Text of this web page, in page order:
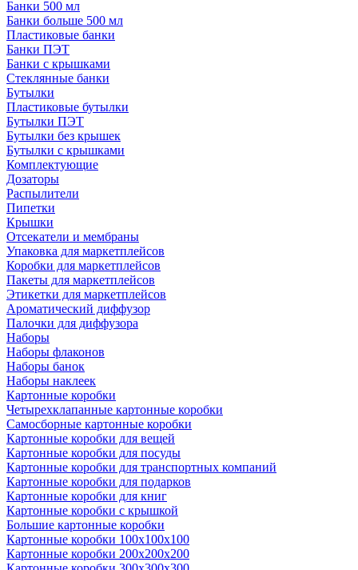
Банки 500 мл
Банки больше 500 мл
Пластиковые банки
Банки ПЭТ
Банки с крышками
Стеклянные банки
Бутылки
Пластиковые бутылки
Бутылки ПЭТ
Бутылки без крышек
Бутылки с крышками
Комплектующие
Дозаторы
Распылители
Пипетки
Крышки
Отсекатели и мембраны
Упаковка для маркетплейсов
Коробки для маркетплейсов
Пакеты для маркетплейсов
Этикетки для маркетплейсов
Ароматический диффузор
Палочки для диффузора
Наборы
Наборы флаконов
Наборы банок
Наборы наклеек
Картонные коробки
Четырехклапанные картонные коробки
Самосборные картонные коробки
Картонные коробки для вещей
Картонные коробки для посуды
Картонные коробки для транспортных компаний
Картонные коробки для подарков
Картонные коробки для книг
Картонные коробки с крышкой
Большие картонные коробки
Картонные коробки 100x100x100
Картонные коробки 200x200x200